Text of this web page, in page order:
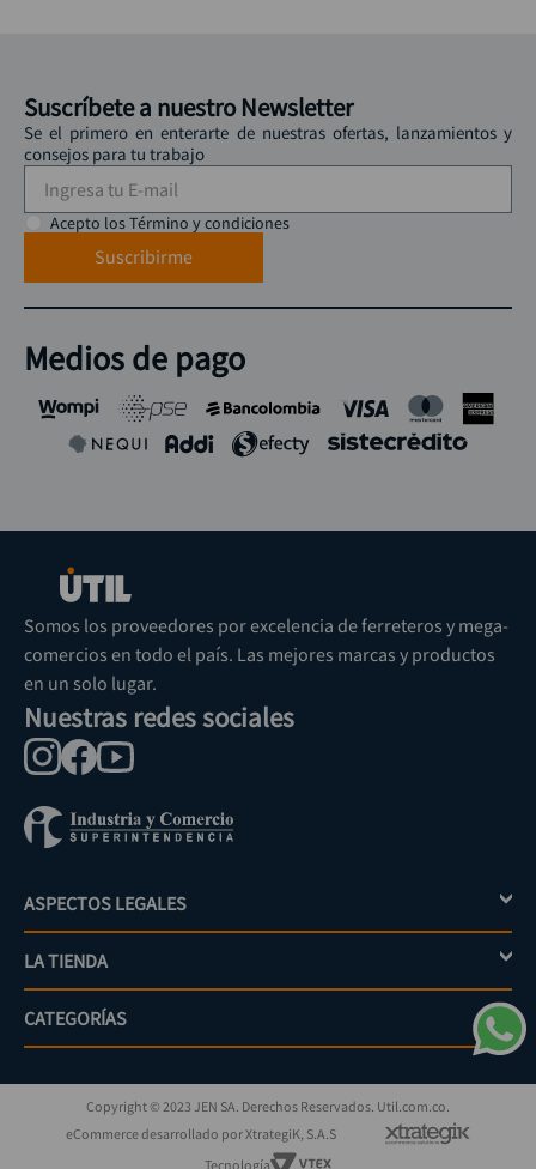
Suscríbete a nuestro Newsletter
Se el primero en enterarte de nuestras ofertas, lanzamientos y
consejos para tu trabajo
Acepto los Término y condiciones
Suscribirme
Medios de pago
Somos los proveedores por excelencia de ferreteros y mega-
comercios en todo el país. Las mejores marcas y productos
en un solo lugar.
Nuestras redes sociales
ASPECTOS LEGALES +
Política de tratamiento de datos personales
Términos y condiciones
Políticas de devolución
Políticas de garantías y devoluciones
Superintendencia de industria y comercio
LA TIENDA +
Mi cuenta
PQRs
¿Cómo comprar?
CATEGORÍAS
Jardinería
Eléctricos
Iluminación
Copyright © 2023 JEN SA. Derechos Reservados. Util.com.co.
eCommerce desarrollado por XtrategiK, S.A.S
Tecnología